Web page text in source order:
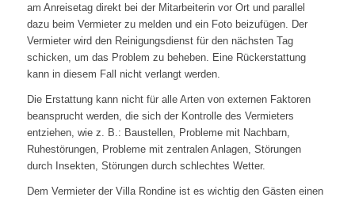
am Anreisetag direkt bei der Mitarbeiterin vor Ort und parallel
dazu beim Vermieter zu melden und ein Foto beizufügen. Der
Vermieter wird den Reinigungsdienst für den nächsten Tag
schicken, um das Problem zu beheben. Eine Rückerstattung
kann in diesem Fall nicht verlangt werden.
Die Erstattung kann nicht für alle Arten von externen Faktoren
beansprucht werden, die sich der Kontrolle des Vermieters
entziehen, wie z. B.: Baustellen, Probleme mit Nachbarn,
Ruhestörungen, Probleme mit zentralen Anlagen, Störungen
durch Insekten, Störungen durch schlechtes Wetter.
Dem Vermieter der Villa Rondine ist es wichtig den Gästen einen